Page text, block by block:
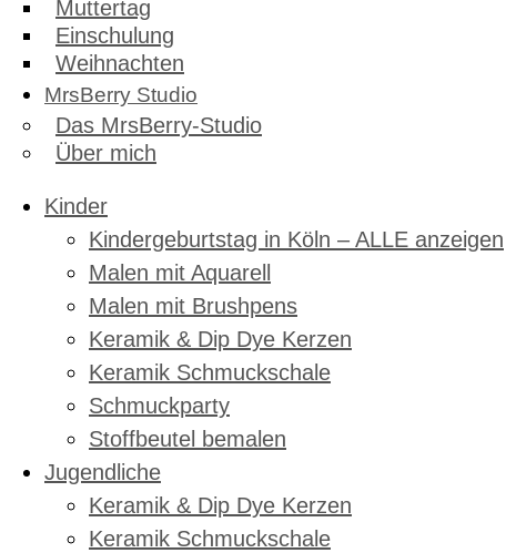
Muttertag
Einschulung
Weihnachten
MrsBerry Studio
Das MrsBerry-Studio
Über mich
Kinder
Kindergeburtstag in Köln – ALLE anzeigen
Malen mit Aquarell
Malen mit Brushpens
Keramik & Dip Dye Kerzen
Keramik Schmuckschale
Schmuckparty
Stoffbeutel bemalen
Jugendliche
Keramik & Dip Dye Kerzen
Keramik Schmuckschale